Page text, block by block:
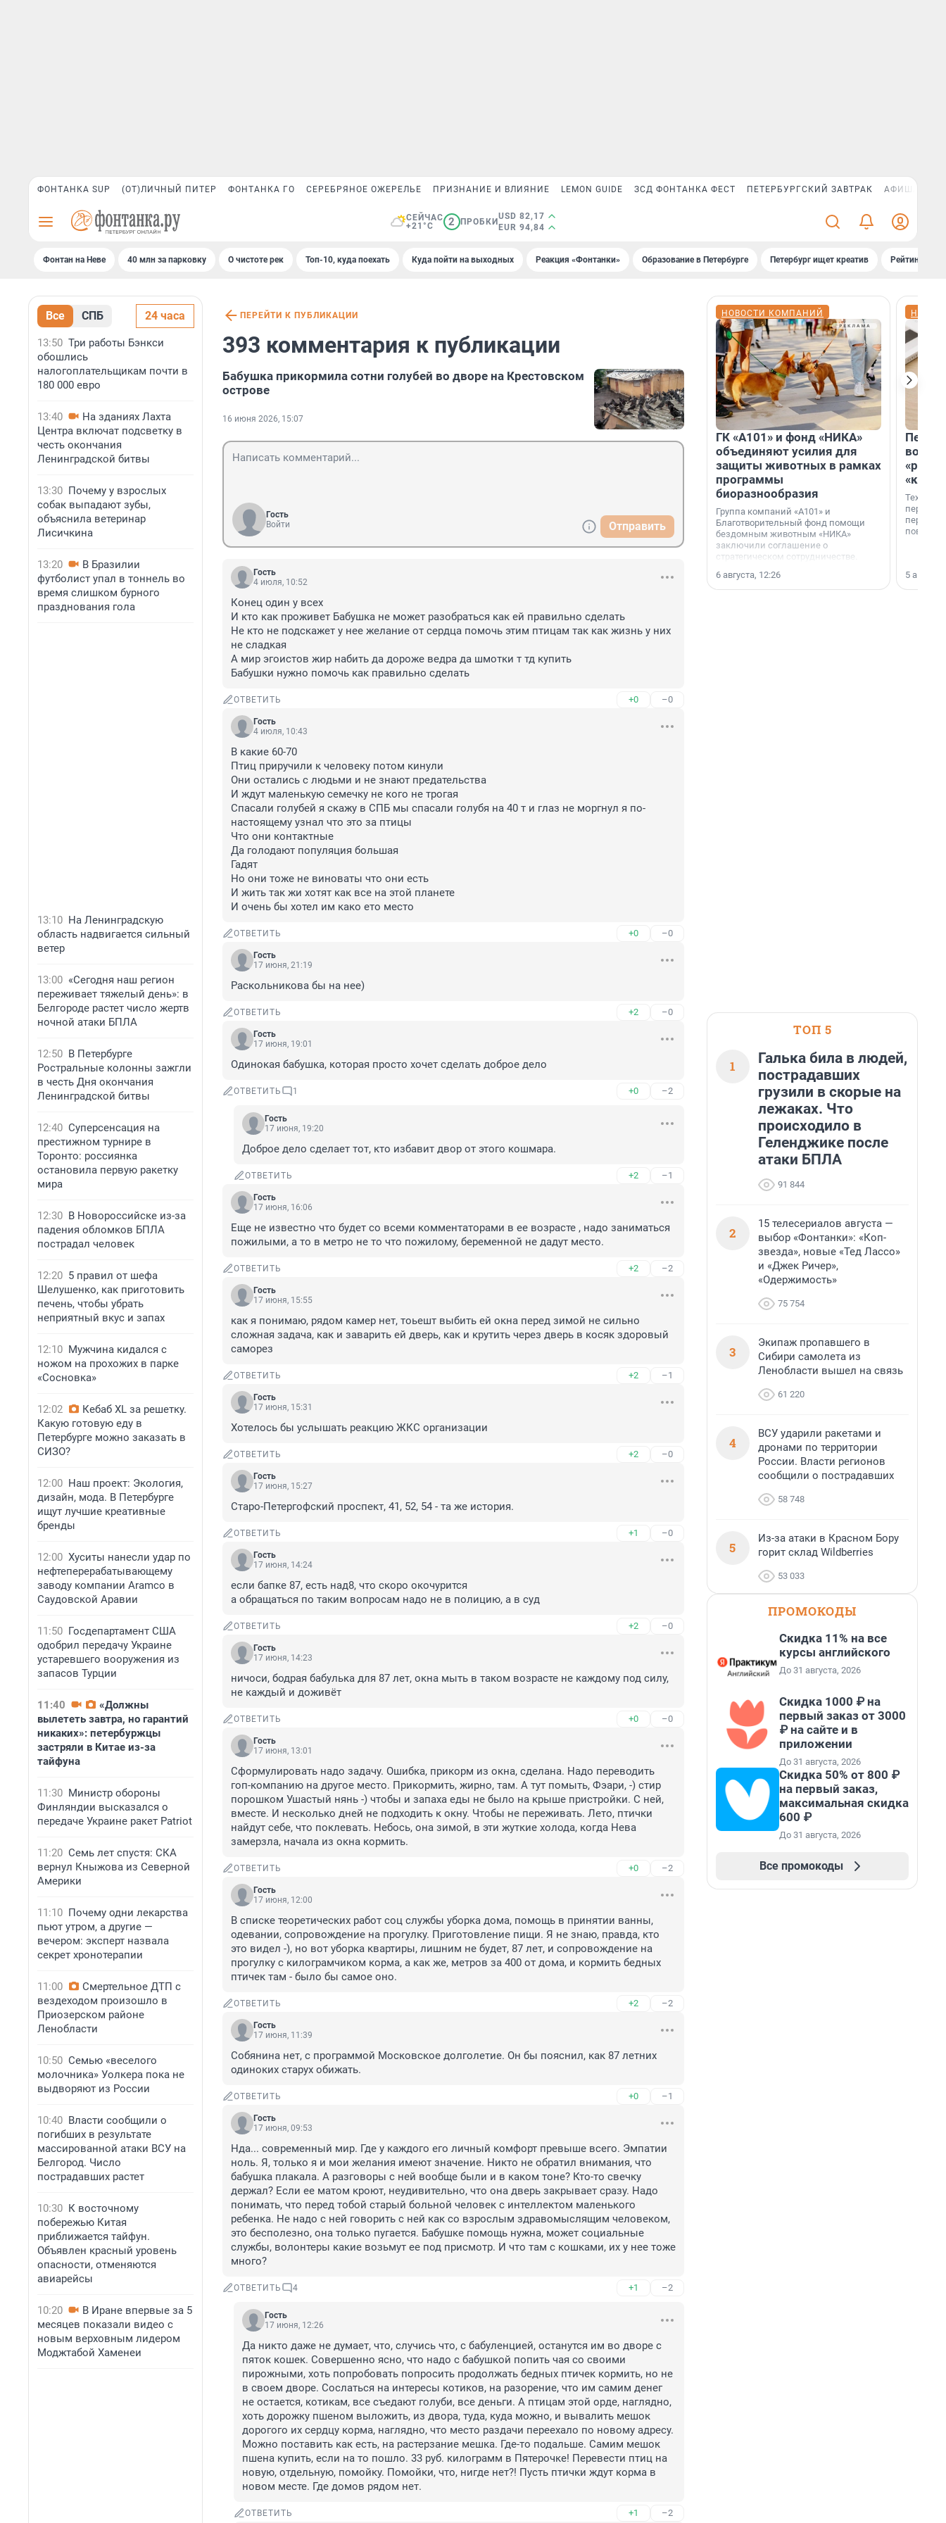
ФОНТАНКА SUP (ОТ)ЛИЧНЫЙ ПИТЕР ФОНТАНКА ГО СЕРЕБРЯНОЕ ОЖЕРЕЛЬЕ ПРИЗНАНИЕ И ВЛИЯНИЕ LEMON GUIDE ЗСД ФОНТАНКА ФЕСТ ПЕТЕРБУРГСКИЙ ЗАВТРАК АФИША PLUS
СЕЙЧАС
+21°C
2 ПРОБКИ
USD 82,17
EUR 94,84
Фонтан на Неве 40 млн за парковку О чистоте рек Топ-10, куда поехать Куда пойти на выходных Реакция «Фонтанки» Образование в Петербурге Петербург ищет креатив Рейтинги
Все СПБ 24 часа
13:50 Три работы Бэнкси
обошлись
налогоплательщикам почти в
180 000 евро
13:40
На зданиях Лахта
Центра включат подсветку в
честь окончания
Ленинградской битвы
13:30 Почему у взрослых
собак выпадают зубы,
объяснила ветеринар
Лисичкина
13:20
В Бразилии
футболист упал в тоннель во
время слишком бурного
празднования гола
13:10 На Ленинградскую
область надвигается сильный
ветер
13:00 «Сегодня наш регион
переживает тяжелый день»: в
Белгороде растет число жертв
ночной атаки БПЛА
12:50 В Петербурге
Ростральные колонны зажгли
в честь Дня окончания
Ленинградской битвы
12:40 Суперсенсация на
престижном турнире в
Торонто: россиянка
остановила первую ракетку
мира
12:30 В Новороссийске из-за
падения обломков БПЛА
пострадал человек
12:20 5 правил от шефа
Шелушенко, как приготовить
печень, чтобы убрать
неприятный вкус и запах
12:10 Мужчина кидался с
ножом на прохожих в парке
«Сосновка»
12:02
Кебаб XL за решетку.
Какую готовую еду в
Петербурге можно заказать в
СИЗО?
12:00 Наш проект: Экология,
дизайн, мода. В Петербурге
ищут лучшие креативные
бренды
12:00 Хуситы нанесли удар по
нефтеперерабатывающему
заводу компании Aramco в
Саудовской Аравии
11:50 Госдепартамент США
одобрил передачу Украине
устаревшего вооружения из
запасов Турции
11:40
«Должны
вылететь завтра, но гарантий
никаких»: петербуржцы
застряли в Китае из-за
тайфуна
11:30 Министр обороны
Финляндии высказался о
передаче Украине ракет Patriot
11:20 Семь лет спустя: СКА
вернул Кныжова из Северной
Америки
11:10 Почему одни лекарства
пьют утром, а другие —
вечером: эксперт назвала
секрет хронотерапии
11:00
Смертельное ДТП с
вездеходом произошло в
Приозерском районе
Ленобласти
10:50 Семью «веселого
молочника» Уолкера пока не
выдворяют из России
10:40 Власти сообщили о
погибших в результате
массированной атаки ВСУ на
Белгород. Число
пострадавших растет
10:30 К восточному
побережью Китая
приближается тайфун.
Объявлен красный уровень
опасности, отменяются
авиарейсы
10:20
В Иране впервые за 5
месяцев показали видео с
новым верховным лидером
Моджтабой Хаменеи
ПЕРЕЙТИ К ПУБЛИКАЦИИ
393 комментария к публикации
Бабушка прикормила сотни голубей во дворе на Крестовском
острове
16 июня 2026, 15:07
Гость
Войти
Отправить
Гость
4 июля, 10:52
Конец один у всех
И кто как проживет Бабушка не может разобраться как ей правильно сделать
Не кто не подскажет у нее желание от сердца помочь этим птицам так как жизнь у них
не сладкая
А мир эгоистов жир набить да дороже ведра да шмотки т тд купить
Бабушки нужно помочь как правильно сделать
ОТВЕТИТЬ +0 –0
Гость
4 июля, 10:43
В какие 60-70
Птиц приручили к человеку потом кинули
Они остались с людьми и не знают предательства
И ждут маленькую семечку не кого не трогая
Спасали голубей я скажу в СПБ мы спасали голубя на 40 т и глаз не моргнул я по-
настоящему узнал что это за птицы
Что они контактные
Да голодают популяция большая
Гадят
Но они тоже не виноваты что они есть
И жить так жи хотят как все на этой планете
И очень бы хотел им како ето место
ОТВЕТИТЬ +0 –0
Гость
17 июня, 21:19
Раскольникова бы на нее)
ОТВЕТИТЬ +2 –0
Гость
17 июня, 19:01
Одинокая бабушка, которая просто хочет сделать доброе дело
ОТВЕТИТЬ 1 +0 –2
Гость
17 июня, 19:20
Доброе дело сделает тот, кто избавит двор от этого кошмара.
ОТВЕТИТЬ +2 –1
Гость
17 июня, 16:06
Еще не известно что будет со всеми комментаторами в ее возрасте , надо заниматься
пожилыми, а то в метро не то что пожилому, беременной не дадут место.
ОТВЕТИТЬ +2 –2
Гость
17 июня, 15:55
как я понимаю, рядом камер нет, тоьешт выбить ей окна перед зимой не сильно
сложная задача, как и заварить ей дверь, как и крутить через дверь в косяк здоровый
саморез
ОТВЕТИТЬ +2 –1
Гость
17 июня, 15:31
Хотелось бы услышать реакцию ЖКС организации
ОТВЕТИТЬ +2 –0
Гость
17 июня, 15:27
Старо-Петергофский проспект, 41, 52, 54 - та же история.
ОТВЕТИТЬ +1 –0
Гость
17 июня, 14:24
если бапке 87, есть над8, что скоро окочурится
а обращаться по таким вопросам надо не в полицию, а в суд
ОТВЕТИТЬ +2 –0
Гость
17 июня, 14:23
ничоси, бодрая бабулька для 87 лет, окна мыть в таком возрасте не каждому под силу,
не каждый и доживёт
ОТВЕТИТЬ +0 –0
Гость
17 июня, 13:01
Сформулировать надо задачу. Ошибка, прикорм из окна, сделана. Надо переводить
гоп-компанию на другое место. Прикормить, жирно, там. А тут помыть, Фэари, -) стир
порошком Ушастый нянь -) чтобы и запаха еды не было на крыше пристройки. С ней,
вместе. И несколько дней не подходить к окну. Чтобы не переживать. Лето, птички
найдут себе, что поклевать. Небось, она зимой, в эти жуткие холода, когда Нева
замерзла, начала из окна кормить.
ОТВЕТИТЬ +0 –2
Гость
17 июня, 12:00
В списке теоретических работ соц службы уборка дома, помощь в принятии ванны,
одевании, сопровождение на прогулку. Приготовление пищи. Я не знаю, правда, кто
это видел -), но вот уборка квартиры, лишним не будет, 87 лет, и сопровождение на
прогулку с килограмчиком корма, а как же, метров за 400 от дома, и кормить бедных
птичек там - было бы самое оно.
ОТВЕТИТЬ +2 –2
Гость
17 июня, 11:39
Собянина нет, с программой Московское долголетие. Он бы пояснил, как 87 летних
одиноких старух обижать.
ОТВЕТИТЬ +0 –1
Гость
17 июня, 09:53
Нда... современный мир. Где у каждого его личный комфорт превыше всего. Эмпатии
ноль. Я, только я и мои желания имеют значение. Никто не обратил внимания, что
бабушка плакала. А разговоры с ней вообще были и в каком тоне? Кто-то свечку
держал? Если ее матом кроют, неудивительно, что она дверь закрывает сразу. Надо
понимать, что перед тобой старый больной человек с интеллектом маленького
ребенка. Не надо с ней говорить с ней как со взрослым здравомыслящим человеком,
это бесполезно, она только пугается. Бабушке помощь нужна, может социальные
службы, волонтеры какие возьмут ее под присмотр. И что там с кошками, их у нее тоже
много?
ОТВЕТИТЬ 4 +1 –2
Гость
17 июня, 12:26
Да никто даже не думает, что, случись что, с бабуленцией, останутся им во дворе с
пяток кошек. Совершенно ясно, что надо с бабушкой попить чая со своими
пирожными, хоть попробовать попросить продолжать бедных птичек кормить, но не
в своем дворе. Сослаться на интересы котиков, на разорение, что им самим денег
не остается, котикам, все съедают голуби, все деньги. А птицам этой орде, наглядно,
хоть дорожку пшеном выложить, из двора, туда, куда можно, и вывалить мешок
дорогого их сердцу корма, наглядно, что место раздачи переехало по новому адресу.
Можно поставить как есть, на растерзание мешка. Где-то подальше. Самим мешок
пшена купить, если на то пошло. 33 руб. килограмм в Пятерочке! Перевести птиц на
новую, отдельную, помойку. Помойки, что, нигде нет?! Пусть птички ждут корма в
новом месте. Где домов рядом нет.
ОТВЕТИТЬ +1 –2
НОВОСТИ КОМПАНИЙ
ГК «А101» и фонд «НИКА»
объединяют усилия для
защиты животных в рамках
программы
биоразнообразия
Группа компаний «А101» и
Благотворительный фонд помощи
бездомным животным «НИКА»
заключили соглашение о
стратегическом сотрудничестве.
6 августа, 12:26
5
ТОП 5
1
Галька била в людей,
пострадавших
грузили в скорые на
лежаках. Что
происходило в
Геленджике после
атаки БПЛА
91 844
2
15 телесериалов августа —
выбор «Фонтанки»: «Коп-
звезда», новые «Тед Лассо»
и «Джек Ричер»,
«Одержимость»
75 754
3
Экипаж пропавшего в
Сибири самолета из
Ленобласти вышел на связь
61 220
4
ВСУ ударили ракетами и
дронами по территории
России. Власти регионов
сообщили о пострадавших
58 748
5
Из-за атаки в Красном Бору
горит склад Wildberries
53 033
ПРОМОКОДЫ
Скидка 11% на все
курсы английского
До 31 августа, 2026
Скидка 1000 ₽ на
первый заказ от 3000
₽ на сайте и в
приложении
До 31 августа, 2026
Скидка 50% от 800 ₽
на первый заказ,
максимальная скидка
600 ₽
До 31 августа, 2026
Все промокоды